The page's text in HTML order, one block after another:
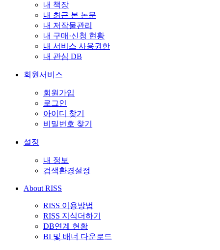
내 책장
내 최근 본 논문
내 저작물관리
내 구매·신청 현황
내 서비스 사용권한
내 관심 DB
회원서비스
회원가입
로그인
아이디 찾기
비밀번호 찾기
설정
내 정보
검색환경설정
About RISS
RISS 이용방법
RISS 지식더하기
DB연계 현황
BI 및 배너 다운로드